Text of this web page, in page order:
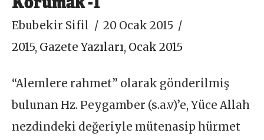
Ebubekir Sifil
20 Ocak 2015
2015, Gazete Yazıları, Ocak 2015
“Alemlere rahmet” olarak gönderilmiş
bulunan Hz. Peygamber (s.a.v)’e, Yüce Allah
nezdindeki değeriyle mütenasip hürmet